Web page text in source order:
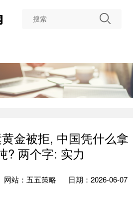
金被拒, 中国凭什么拿
? 两个字: 实力
网站：五五策略
日期：2026-06-07